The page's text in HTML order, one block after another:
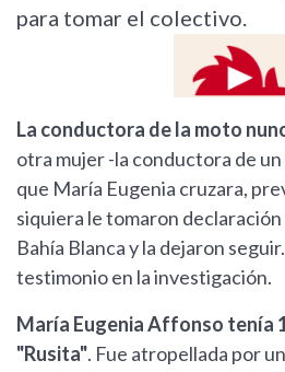
para tomar el colectivo.
La conductora de la moto
otra mujer -la conductora de
que María Eugenia cruzara,
siquiera le tomaron
Bahía Blanca y la dejaron
testimonio en la investigación.
María Eugenia Affonso tenía
"Rusita". Fue atropellada por